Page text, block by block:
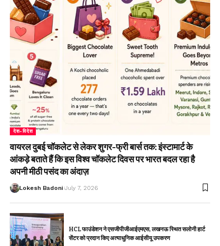
देश-विदेश
वायरल दुबई चॉकलेट से लेकर शुगर-फ्री बार्स तक: इंस्टामार्ट के
आंकड़े बताते हैं कि इस विश्व चॉकलेट दिवस पर भारत बदल रहा है
अपनी मीठी पसंद का अंदाज़
Lokesh Badoni July 7, 2026
HCL फाउंडेशन ने एसजीपीजीआईएमएस, लखनऊ स्थित सलोनी हार्ट
सेंटर को प्रदान किए अत्याधुनिक आईसीयू उपकरण